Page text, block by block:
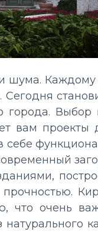
шума. Каждому
Выбор
вам проекты
себе
что очень